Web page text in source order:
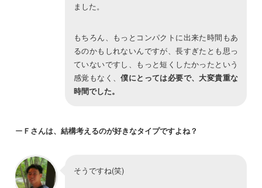
ました。
もちろん、もっとコンパクトに出来た時間もあ
るのかもしれないんですが、長すぎたとも思っ
ていないですし、もっと短くしたかったという
感覚もなく、僕にとっては必要で、大変貴重な
時間でした。
ー Ｆさんは、結構考えるのが好きなタイプですよね？
そうですね(笑)